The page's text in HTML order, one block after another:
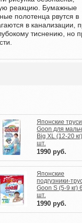
реакцию. Бумажные
полотенца рвутся в
в канализации,
тиснению, но
Японские
Goon для
Big XL (12-20
шт.
1990 руб.
Японские
подгузники-
Goon S (5-9 кг)
шт.
1990 руб.